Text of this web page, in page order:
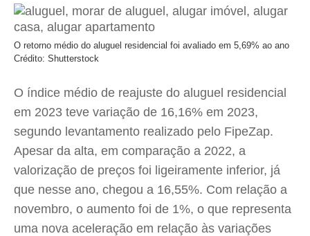
O retorno médio do aluguel residencial foi avaliado em 5,69% ao ano
Crédito: Shutterstock
O índice médio de reajuste do aluguel residencial
em 2023 teve variação de 16,16% em 2023,
segundo levantamento realizado pelo FipeZap.
Apesar da alta, em comparação a 2022, a
valorização de preços foi ligeiramente inferior, já
que nesse ano, chegou a 16,55%. Com relação a
novembro, o aumento foi de 1%, o que representa
uma nova aceleração em relação às variações